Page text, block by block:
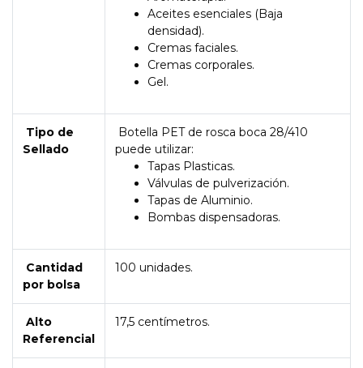
Aceites esenciales (Baja
densidad).
Cremas faciales.
Cremas corporales.
Gel.
Tipo de
Sellado
Botella PET de rosca boca 28/410
puede utilizar:
Tapas Plasticas.
Válvulas de pulverización.
Tapas de Aluminio.
Bombas dispensadoras.
Cantidad
por bolsa
100 unidades.
Alto
Referencial
17,5 centímetros.